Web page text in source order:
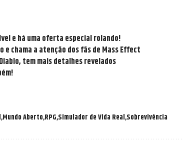
e há uma oferta especial rolando!
e chama a atenção dos fãs de Mass Effect
tem mais detalhes revelados
Mundo AbertoRPGSimulador de Vida RealSobrevivência